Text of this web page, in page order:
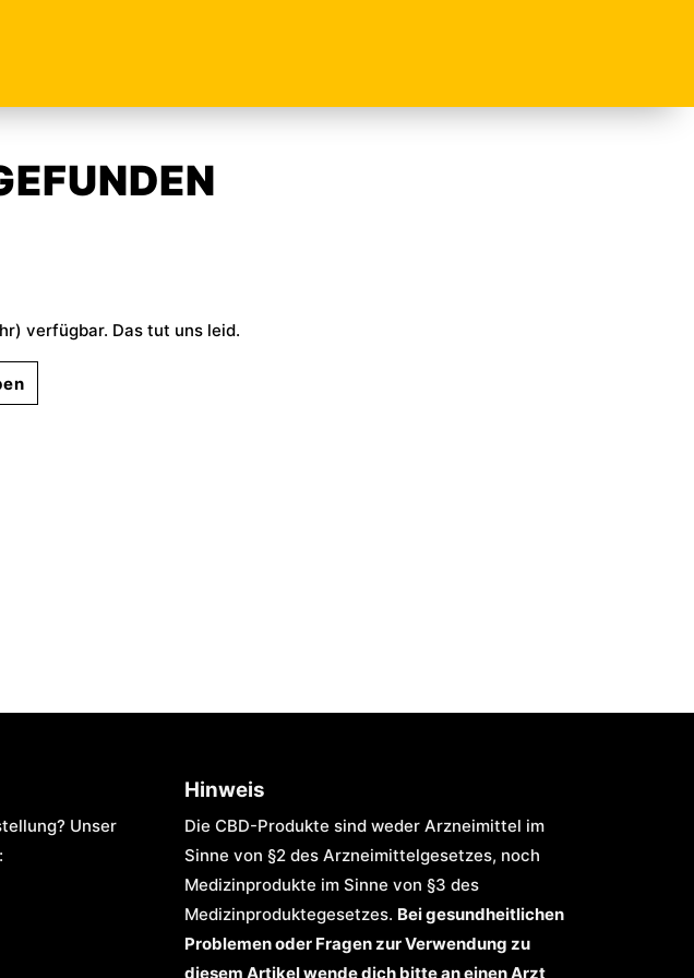
verfügbar. Das tut uns leid.
Unser
Hinweis
Die CBD-Produkte sind weder Arzneimittel im
Sinne von §2 des Arzneimittelgesetzes, noch
Medizinprodukte im Sinne von §3 des
Medizinproduktegesetzes. Bei gesundheitlichen
Problemen oder Fragen zur Verwendung zu
diesem Artikel wende dich bitte an einen Arzt